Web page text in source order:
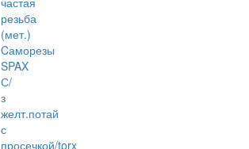
резьба
(мет.)
Cаморезы
SPAX
С/
з
желт.потай
с
просечкой/torx